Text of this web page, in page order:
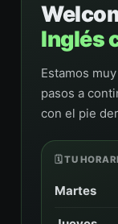
Inglés
Estamos
pasos a
con el pie
🗓️ TU
Martes